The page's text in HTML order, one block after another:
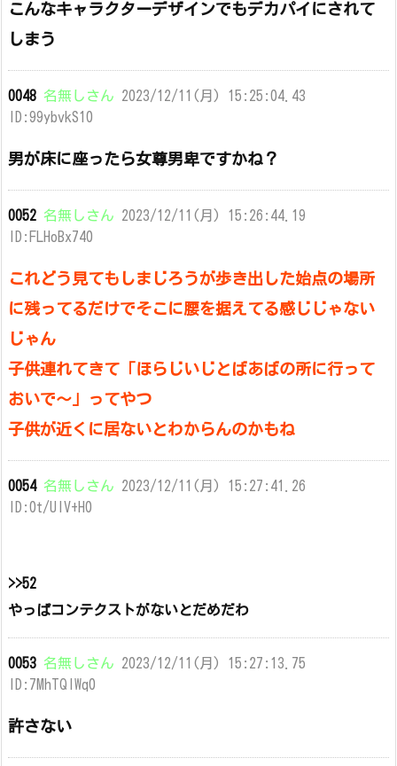
こんなキャラクターデザインでもデカパイにされて
しまう
0048 名無しさん 2023/12/11(月) 15:25:04.43
ID:99ybvkS10
男が床に座ったら女尊男卑ですかね？
0052 名無しさん 2023/12/11(月) 15:26:44.19
ID:FLHoBx740
これどう見てもしまじろうが歩き出した始点の場所
に残ってるだけでそこに腰を据えてる感じじゃない
じゃん
子供連れてきて「ほらじいじとばあばの所に行って
おいで～」ってやつ
子供が近くに居ないとわからんのかもね
0054 名無しさん 2023/12/11(月) 15:27:41.26
ID:0t/UIV+H0
>>52
やっぱコンテクストがないとだめだわ
0053 名無しさん 2023/12/11(月) 15:27:13.75
ID:7MhTQlWq0
許さない